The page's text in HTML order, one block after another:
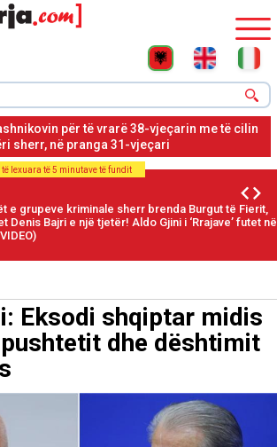
vrasjen në Spille, dy të rinjt bënë sherr, ende
nuk dihen motivet
të lexuara të 5 minutave të fundit
e grupeve kriminale sherr brenda Burgut të Fierit,
Denis Bajri e një tjetër! Aldo Gjini i ‘Rrajave’ futet në
Eksodi shqiptar midis
dhe dështimit